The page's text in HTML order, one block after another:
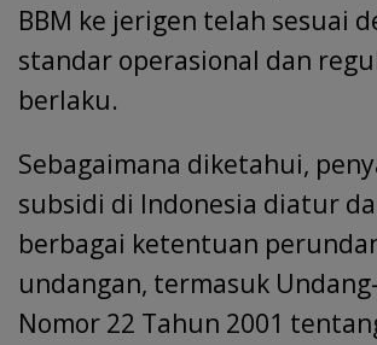
BBM ke jerigen telah sesuai
standar operasional dan
berlaku.
Sebagaimana diketahui,
subsidi di Indonesia diatur
berbagai ketentuan
undangan, termasuk
Nomor 22 Tahun 2001